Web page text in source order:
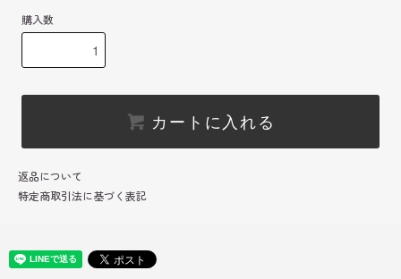
購入数
カートに入れる
返品について
特定商取引法に基づく表記